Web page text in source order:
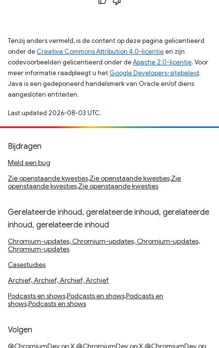
Tenzij anders vermeld, is de content op deze pagina gelicentieerd
onder de Creative Commons Attribution 4.0-licentieen zijn
codevoorbeelden gelicentieerd onder deApache 2.0-licentie. Voor
meer informatie raadpleegt u het Google Developers-sitebeleid.
Java is een gedeponeerd handelsmerk van Oracle en/of diens
aangesloten entiteiten.
Last updated 2026-08-03 UTC.
Bijdragen
Meld een bug
Zie openstaande kwesties,Zie openstaande kwesties,Zie
openstaande kwesties,Zie openstaande kwesties
Gerelateerde inhoud, gerelateerde inhoud, gerelateerde
inhoud, gerelateerde inhoud
Chromium-updates, Chromium-updates, Chromium-updates,
Chromium-updates
Casestudies
Archief, Archief, Archief, Archief
Podcasts en shows,Podcasts en shows,Podcasts en
shows,Podcasts en shows
Volgen
@ChromiumDev op X,@ChromiumDev op X,@ChromiumDev op